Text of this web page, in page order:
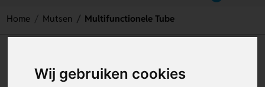
Wij gebruiken cookies
Home Mutsen Multifunctionele Tube
Artikelnummer:119652